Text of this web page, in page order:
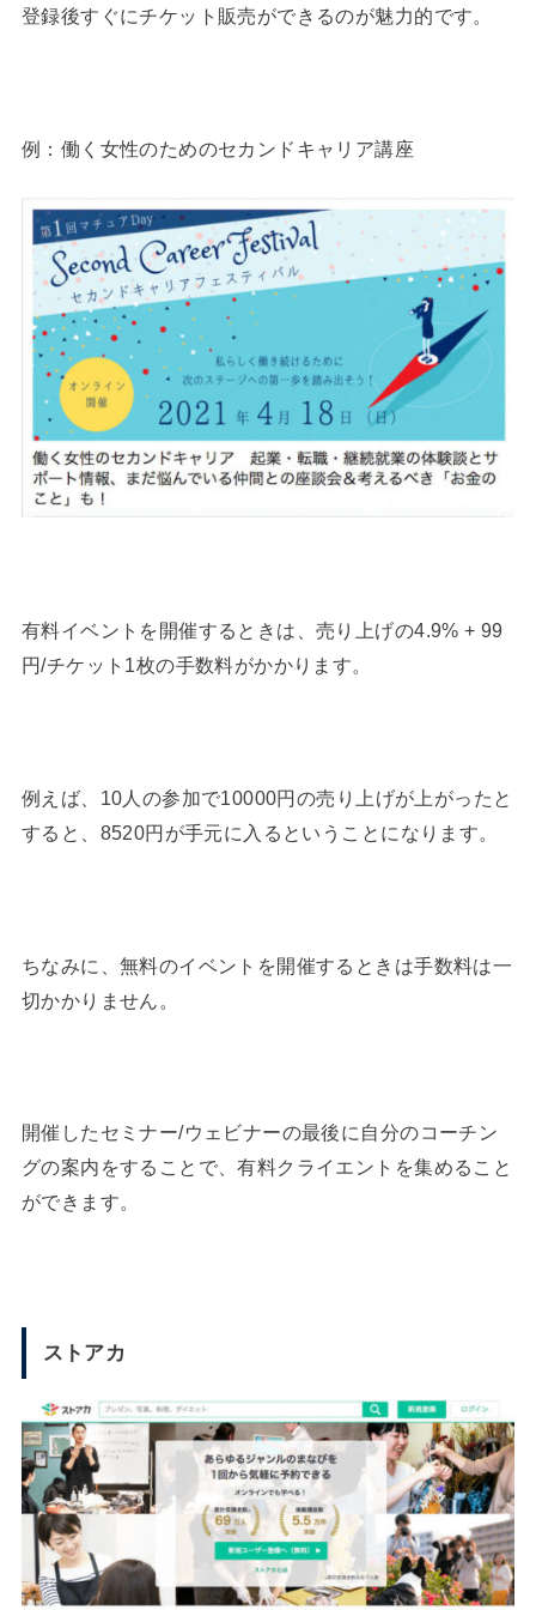
登録後すぐにチケット販売ができるのが魅力的です。
例：働く女性のためのセカンドキャリア講座
有料イベントを開催するときは、売り上げの4.9% + 99
円/チケット1枚の手数料がかかります。
例えば、10人の参加で10000円の売り上げが上がったと
すると、8520円が手元に入るということになります。
ちなみに、無料のイベントを開催するときは手数料は一
切かかりません。
開催したセミナー/ウェビナーの最後に自分のコーチン
グの案内をすることで、有料クライエントを集めること
ができます。
ストアカ